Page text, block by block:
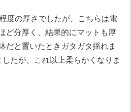
度の厚さでしたが、こちらは電
ど分厚く、結果的にマットも厚
だと置いたときガタガタ揺れま
たが、これ以上柔らかくなりま